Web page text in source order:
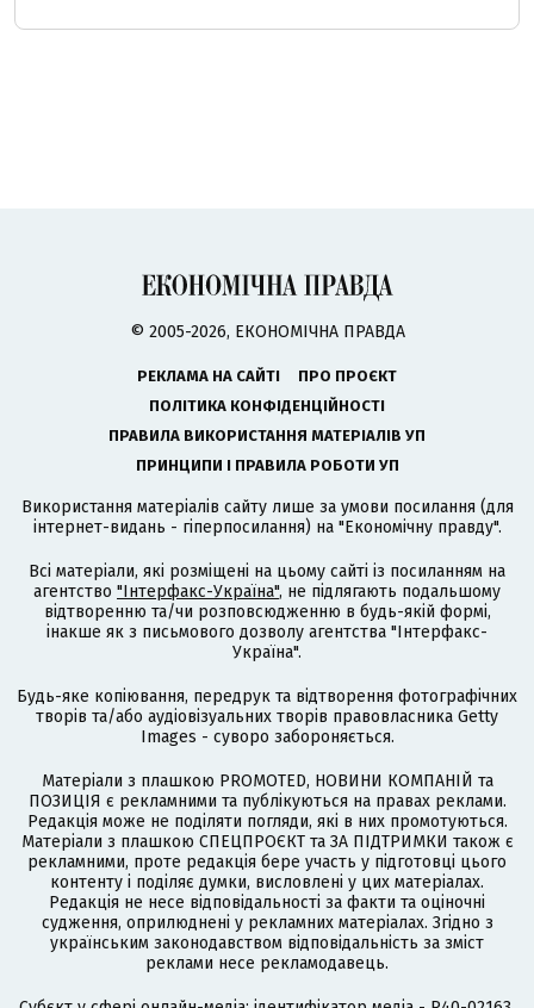
© 2005-2026, ЕКОНОМІЧНА ПРАВДА
РЕКЛАМА НА САЙТІ
ПРО ПРОЄКТ
ПОЛІТИКА КОНФІДЕНЦІЙНОСТІ
ПРАВИЛА ВИКОРИСТАННЯ МАТЕРІАЛІВ УП
ПРИНЦИПИ І ПРАВИЛА РОБОТИ УП
Використання матеріалів сайту лише за умови посилання (для
інтернет-видань - гіперпосилання) на "Економічну правду".
Всі матеріали, які розміщені на цьому сайті із посиланням на
агентство "Інтерфакс-Україна", не підлягають подальшому
відтворенню та/чи розповсюдженню в будь-якій формі,
інакше як з письмового дозволу агентства "Інтерфакс-
Україна".
Будь-яке копіювання, передрук та відтворення фотографічних
творів та/або аудіовізуальних творів правовласника Getty
Images - суворо забороняється.
Матеріали з плашкою PROMOTED, НОВИНИ КОМПАНІЙ та
ПОЗИЦІЯ є рекламними та публікуються на правах реклами.
Редакція може не поділяти погляди, які в них промотуються.
Матеріали з плашкою СПЕЦПРОЄКТ та ЗА ПІДТРИМКИ також є
рекламними, проте редакція бере участь у підготовці цього
контенту і поділяє думки, висловлені у цих матеріалах.
Редакція не несе відповідальності за факти та оціночні
судження, оприлюднені у рекламних матеріалах. Згідно з
українським законодавством відповідальність за зміст
реклами несе рекламодавець.